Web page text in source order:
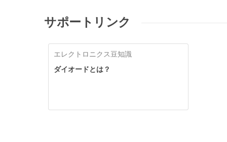
サポートリンク
エレクトロニクス豆知識
ダイオードとは？